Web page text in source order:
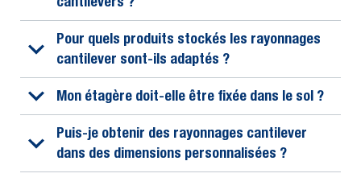
Pour quels produits stockés les rayonnages
cantilever sont-ils adaptés ?
Mon étagère doit-elle être fixée dans le sol ?
Puis-je obtenir des rayonnages cantilever
dans des dimensions personnalisées ?